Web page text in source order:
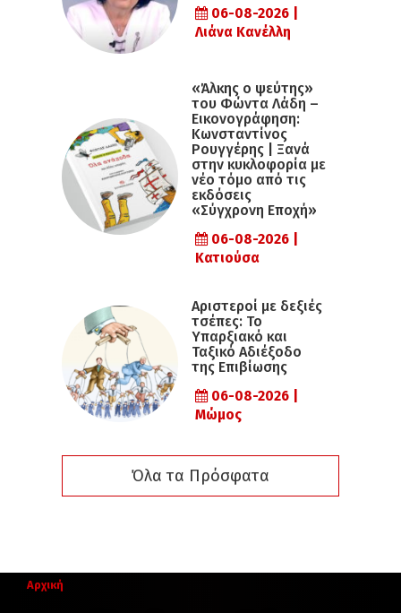
06-08-2026 |
Λιάνα Κανέλλη
«Άλκης ο ψεύτης»
του Φώντα Λάδη –
Εικονογράφηση:
Κωνσταντίνος
Ρουγγέρης | Ξανά
στην κυκλοφορία με
νέο τόμο από τις
εκδόσεις
«Σύγχρονη Εποχή»
06-08-2026 |
Κατιούσα
Αριστεροί με δεξιές
τσέπες: Το
Υπαρξιακό και
Ταξικό Αδιέξοδο
της Επιβίωσης
06-08-2026 |
Μώμος
Όλα τα Πρόσφατα
Αρχική